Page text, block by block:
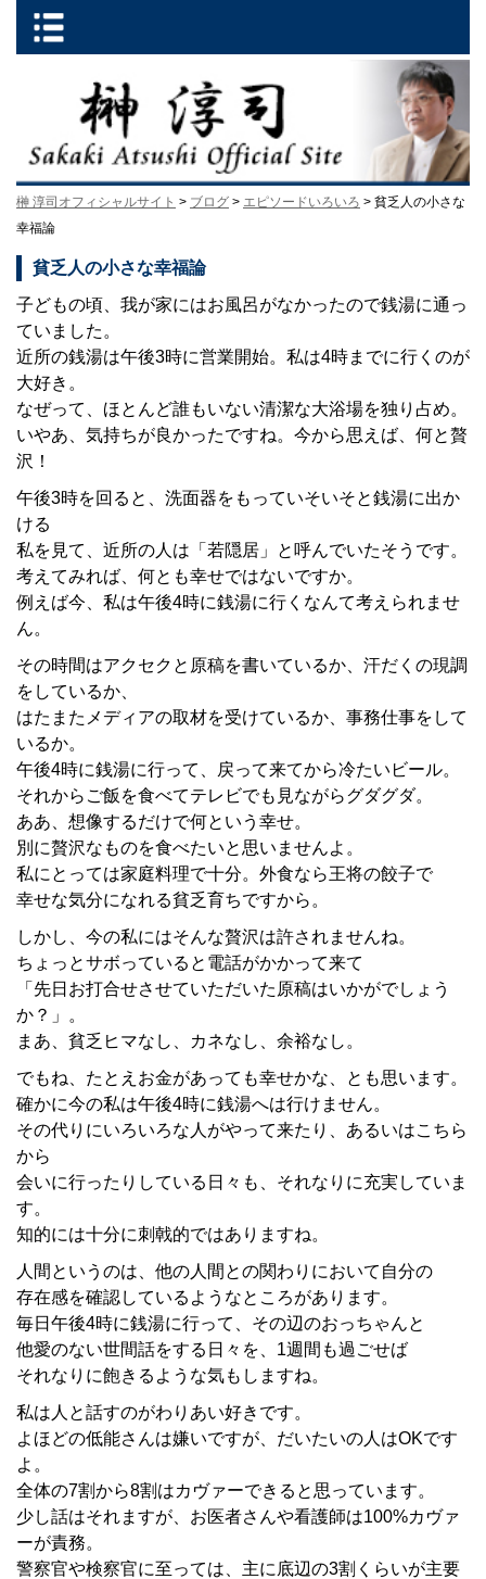
榊 淳司オフィシャルサイト > ブログ > エピソードいろいろ > 貧乏人の小さな
幸福論
貧乏人の小さな幸福論
子どもの頃、我が家にはお風呂がなかったので銭湯に通っ
ていました。
近所の銭湯は午後3時に営業開始。私は4時までに行くのが
大好き。
なぜって、ほとんど誰もいない清潔な大浴場を独り占め。
いやあ、気持ちが良かったですね。今から思えば、何と贅
沢！
午後3時を回ると、洗面器をもっていそいそと銭湯に出か
ける
私を見て、近所の人は「若隠居」と呼んでいたそうです。
考えてみれば、何とも幸せではないですか。
例えば今、私は午後4時に銭湯に行くなんて考えられませ
ん。
その時間はアクセクと原稿を書いているか、汗だくの現調
をしているか、
はたまたメディアの取材を受けているか、事務仕事をして
いるか。
午後4時に銭湯に行って、戻って来てから冷たいビール。
それからご飯を食べてテレビでも見ながらグダグダ。
ああ、想像するだけで何という幸せ。
別に贅沢なものを食べたいと思いませんよ。
私にとっては家庭料理で十分。外食なら王将の餃子で
幸せな気分になれる貧乏育ちですから。
しかし、今の私にはそんな贅沢は許されませんね。
ちょっとサボっていると電話がかかって来て
「先日お打合せさせていただいた原稿はいかがでしょう
か？」。
まあ、貧乏ヒマなし、カネなし、余裕なし。
でもね、たとえお金があっても幸せかな、とも思います。
確かに今の私は午後4時に銭湯へは行けません。
その代りにいろいろな人がやって来たり、あるいはこちら
から
会いに行ったりしている日々も、それなりに充実していま
す。
知的には十分に刺戟的ではありますね。
人間というのは、他の人間との関わりにおいて自分の
存在感を確認しているようなところがあります。
毎日午後4時に銭湯に行って、その辺のおっちゃんと
他愛のない世間話をする日々を、1週間も過ごせば
それなりに飽きるような気もしますね。
私は人と話すのがわりあい好きです。
よほどの低能さんは嫌いですが、だいたいの人はOKです
よ。
全体の7割から8割はカヴァーできると思っています。
少し話はそれますが、お医者さんや看護師は100%カヴァ
ーが責務。
警察官や検察官に至っては、主に底辺の3割くらいが主要